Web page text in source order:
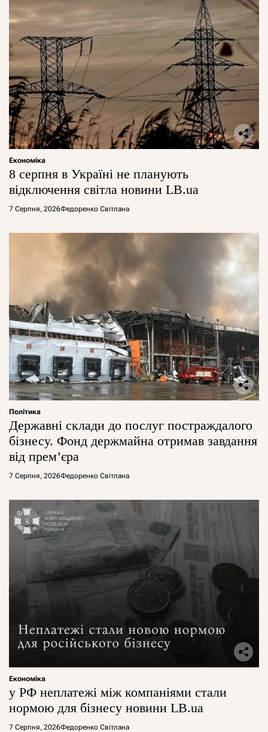
Економіка
8 серпня в Україні не планують
відключення світла новини LB.ua
7 Серпня, 2026Федоренко Світлана
Політика
Державні склади до послуг постраждалого
бізнесу. Фонд держмайна отримав завдання
від прем’єра
7 Серпня, 2026Федоренко Світлана
Економіка
у РФ неплатежі між компаніями стали
нормою для бізнесу новини LB.ua
7 Серпня, 2026Федоренко Світлана